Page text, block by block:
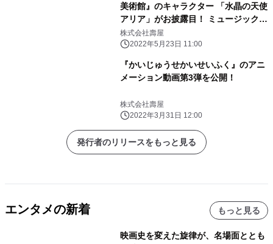
美術館』のキャラクター 「水晶の天使
アリア」がお披露目！ ミュージックビ
デオやキャラクターボイスが公開され
るなど 最新情報が盛りだくさん！
株式会社壽屋
2022年5月23日 11:00
『かいじゅうせかいせいふく』のアニ
メーション動画第3弾を公開！
株式会社壽屋
2022年3月31日 12:00
発行者のリリースをもっと見る
エンタメの新着 もっと見る
映画史を変えた旋律が、名場面ととも